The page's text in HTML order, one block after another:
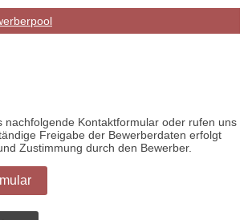
nachfolgende Kontaktformular oder rufen uns
Freigabe der Bewerberdaten erfolgt
Zustimmung durch den Bewerber.